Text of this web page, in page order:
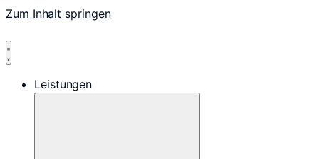
Zum Inhalt springen
Leistungen